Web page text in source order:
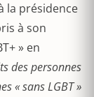
la présidence
à son
» en
des personnes
« sans LGBT »